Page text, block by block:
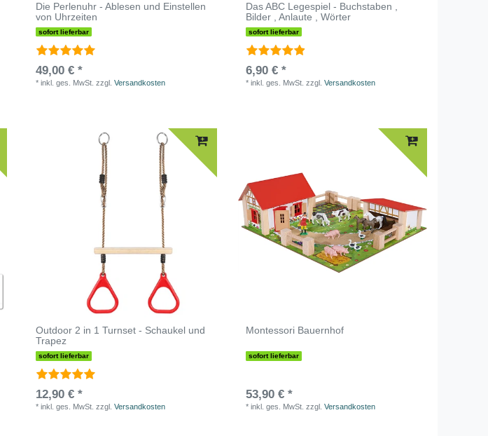
Die Perlenuhr - Ablesen und Einstellen
von Uhrzeiten
sofort lieferbar
49,00 € *
*inkl. ges. MwSt. zzgl.Versandkosten
Das ABC Legespiel - Buchstaben ,
Bilder , Anlaute , Wörter
sofort lieferbar
6,90 € *
*inkl. ges. MwSt. zzgl.Versandkosten
Outdoor 2 in 1 Turnset - Schaukel und
Trapez
sofort lieferbar
12,90 € *
*inkl. ges. MwSt. zzgl.Versandkosten
Montessori Bauernhof
sofort lieferbar
53,90 € *
*inkl. ges. MwSt. zzgl.Versandkosten